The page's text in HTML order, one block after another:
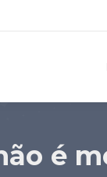
é